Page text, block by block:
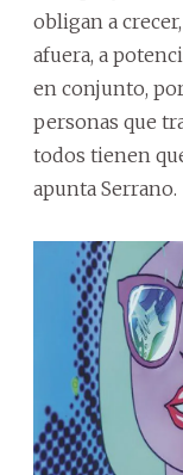
obligan a
afuera, a
en conjunto,
personas que
todos tienen
apunta Serrano.